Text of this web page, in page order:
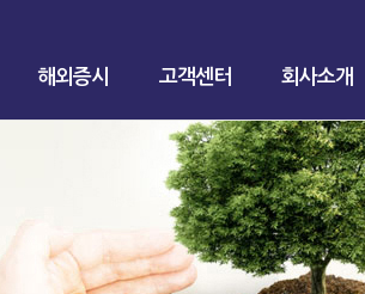
해외증시 고객센터 회사소개